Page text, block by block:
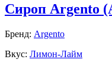
Сироп Argento
Бренд: Argento
Вкус: Лимон-Лайм